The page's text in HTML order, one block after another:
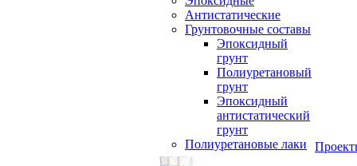
Антистатические
Грунтовочные составы
Эпоксидный
грунт
Полиуретановый
грунт
Эпоксидный
антистатический
грунт
Полиуретановые лаки